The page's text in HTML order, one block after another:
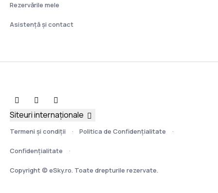
Rezervările mele
Asistenţă şi contact
Termeni şi condiţii Politica de Confidențialitate
Confidențialitate
Copyright © eSky.ro. Toate drepturile rezervate.
Siteuri internaționale